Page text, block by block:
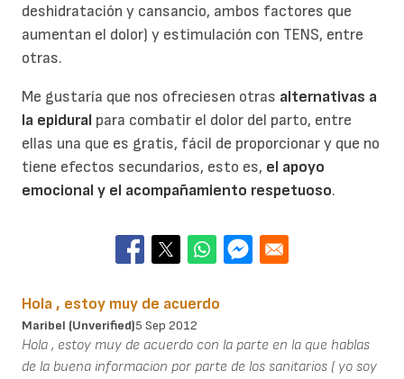
deshidratación y cansancio, ambos factores que
aumentan el dolor) y estimulación con TENS, entre
otras.
Me gustaría que nos ofreciesen otras alternativas a
la epidural para combatir el dolor del parto, entre
ellas una que es gratis, fácil de proporcionar y que no
tiene efectos secundarios, esto es, el apoyo
emocional y el acompañamiento respetuoso.
Hola , estoy muy de acuerdo
Maribel (unverified)5 Sep 2012
Hola , estoy muy de acuerdo con la parte en la que hablas
de la buena informacion por parte de los sanitarios ( yo soy